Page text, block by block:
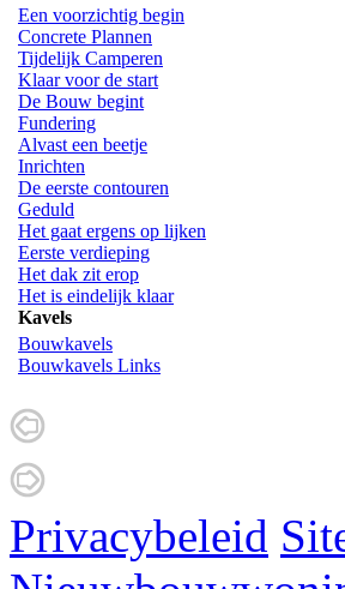
Een voorzichtig begin
Concrete Plannen
Tijdelijk Camperen
Klaar voor de start
De Bouw begint
Fundering
Alvast een beetje
Inrichten
De eerste contouren
Geduld
Het gaat ergens op lijken
Eerste verdieping
Het dak zit erop
Het is eindelijk klaar
Kavels
Bouwkavels
Bouwkavels Links
Privacybeleid